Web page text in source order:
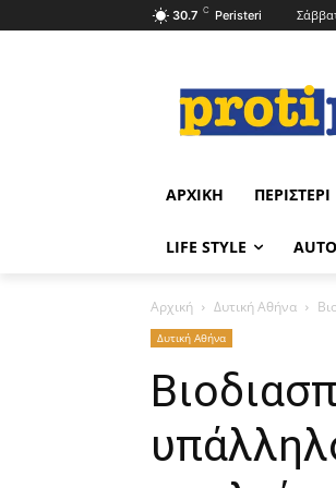
30.7 C Peristeri
ΑΡΧΙΚΉ ΠΕΡΙΣΤΈΡΙ
LIFE STYLE
Αρχική Δυτική Αθήνα
Δυτική Αθήνα